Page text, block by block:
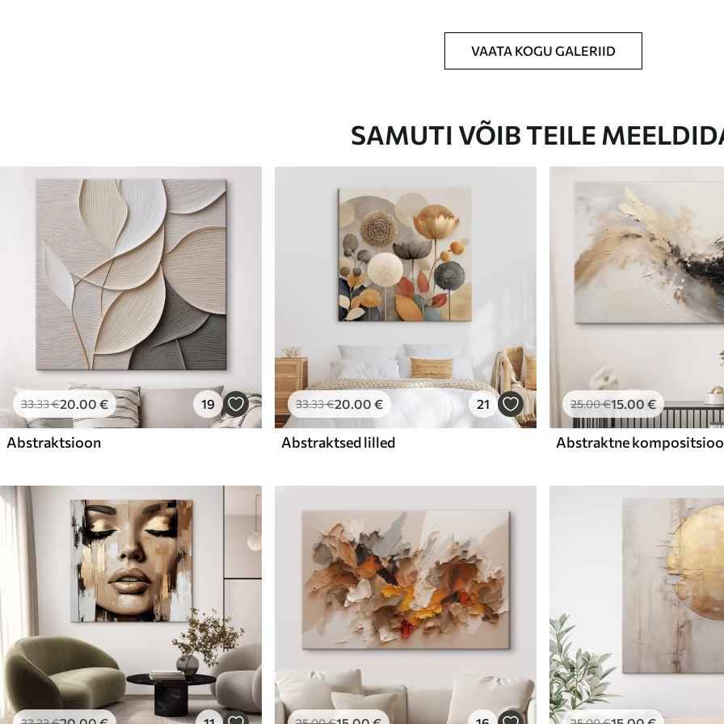
VAATA KOGU GALERIID
SAMUTI VÕIB TEILE
33.33€20.00 € 19
Abstraktsioon
33.33€20.00 € 21
Abstraktsed lilled
25.00€15.00 €